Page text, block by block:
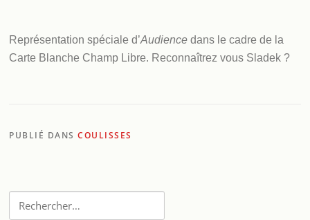
Représentation spéciale d’Audience dans le cadre de la
Carte Blanche Champ Libre. Reconnaîtrez vous Sladek ?
PUBLIÉ DANSCOULISSES